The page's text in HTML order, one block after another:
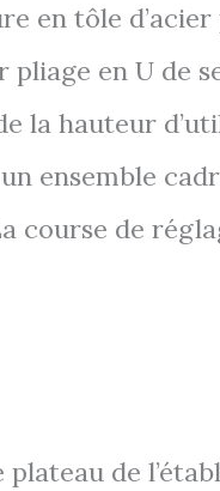
en tôle
en U de
la hauteur
ensemble
de
de